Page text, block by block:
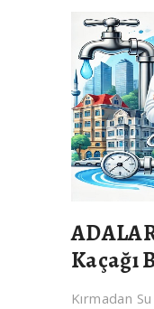
Kaçağı
Kırmadan